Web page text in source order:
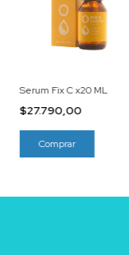
Serum Fix C x20 ML
$27.790,00